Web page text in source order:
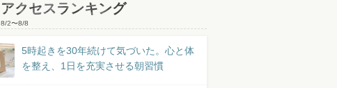
アクセスランキング
8/2〜8/8
5時起きを30年続けて気づいた。心と体
を整え、1日を充実させる朝習慣